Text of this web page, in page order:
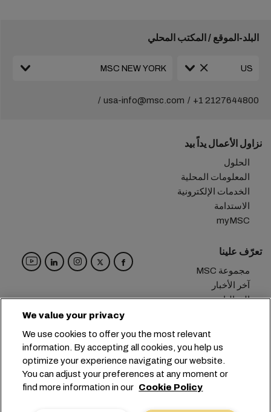
البلد-الموقع / المكتب المحلي
+1 2127644800
usa-info@msc.com
نزاول الأعمال يداً بيد
الحلول
المعلومات المحلية
الخدمات الإلكترونية
الاستدامة
myMSC
تعرّف علينا
مجموعة MSC
آخر الأخبار
الفعاليات
المقر الرئيسي: +41 227038888
info@msc.com
Chemin Rieu 12, 1208 Geneva
Switzerland
We value your privacy
We use cookies to offer you the most relevant
information. By accepting all cookies, you help us
optimize your experience navigating our website.
You can adjust your preferences at any moment or
find more information in our Cookie Policy